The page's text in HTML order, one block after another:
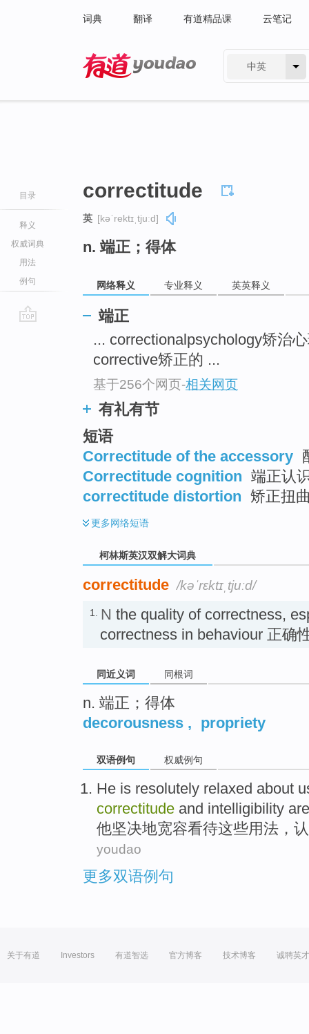
词典 翻译 有道精品课 云笔记
中英
目录
释义
权威词典
用法
例句
correctitude
英 [kəˈrektɪˌtjuːd]
n. 端正；得体
网络释义 专业释义 英英释义
端正
... correctionalpsychology矫治
corrective矫正的 ...
基于256个网页-相关网页
有礼有节
短语
Correctitude of the accessory
Correctitude cognition 端正认
correctitude distortion 矫正扭
更多网络短语
柯林斯英汉双解大词典
correctitude /kəˈrɛktɪˌtjuːd/
1. N the quality of correctness,
correctness in behaviour 正确
同近义词 同根词
n. 端正；得体
decorousness , propriety
双语例句 权威例句
He is resolutely relaxed about
correctitude and intelligibility are
他坚决地宽容看待这些用法 ，
youdao
更多双语例句
关于有道 Investors 有道智选 官方博客 技术博客 诚聘英才